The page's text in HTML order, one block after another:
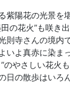
紫陽花の光景を
の花火”も咲き出
則寺さんの境内
いよ真赤に染ま
のやさしい花火
日の散歩はいろ